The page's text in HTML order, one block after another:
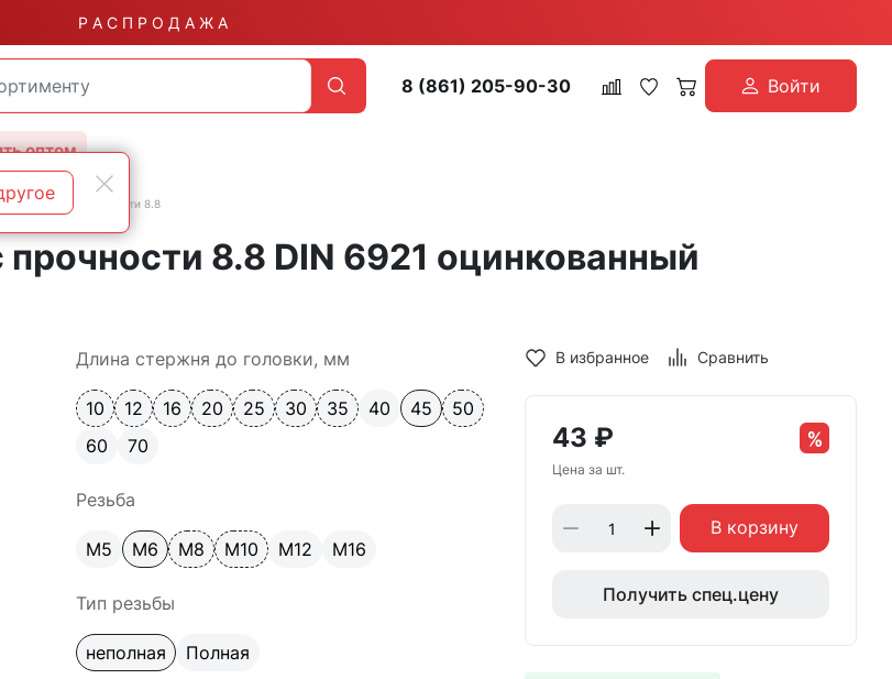
Р А С П Р О Д А Ж А
8 (861) 205-90-30 Войти
оптом
класс прочности 8.8
8.8 DIN 6921 оцинкованный
Длина стержня до головки, мм
10 12 16 20 25 30 35 40 45
50
60
70
Резьба
М5 М6 М8 М10 М12 М16
Тип резьбы
неполная Полная
В избранное Сравнить
43 ₽
Цена за шт.
В корзину
Получить спец.цену